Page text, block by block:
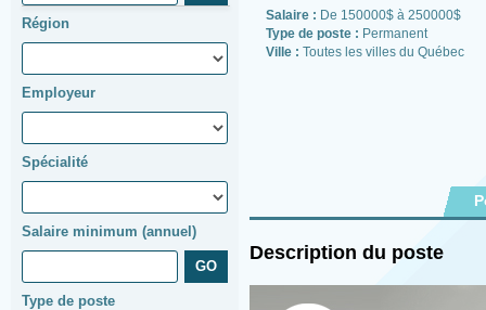
Région
Employeur
Spécialité
Salaire minimum (annuel)
Type de poste
Salaire : De 150000$ à 250000$
Type de poste : Permanent
Ville : Toutes les villes du Québec
Description du poste